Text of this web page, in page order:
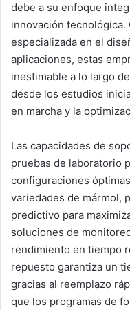
debe a su enfoque
innovación
especializada en el
aplicaciones, estas
inestimable a lo largo
desde los estudios
en marcha y la
Las capacidades de
pruebas de laboratorio
configuraciones
variedades de mármol,
predictivo para
soluciones de
rendimiento en tiempo
repuesto garantiza un
gracias al reemplazo
que los programas de